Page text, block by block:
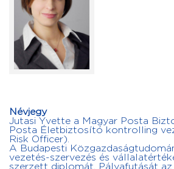
Névjegy
Jutasi Yvette a Magyar Posta
Posta Életbiztosító kontrolling
Risk Officer).
A Budapesti
vezetés-szervezés és
szerzett diplomát. Pályafutását